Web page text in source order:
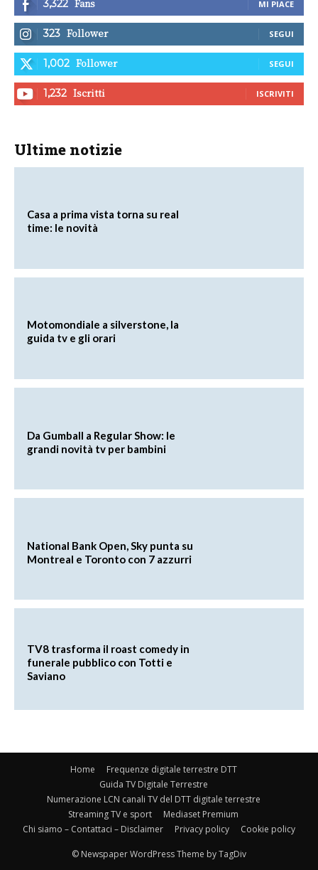
3,322 Fans MI PIACE
323 Follower SEGUI
1,002 Follower SEGUI
1,232 Iscritti ISCRIVITI
Ultime notizie
Casa a prima vista torna su real
time: le novità
Motomondiale a silverstone, la
guida tv e gli orari
Da Gumball a Regular Show: le
grandi novità tv per bambini
National Bank Open, Sky punta su
Montreal e Toronto con 7 azzurri
TV8 trasforma il roast comedy in
funerale pubblico con Totti e
Saviano
Home
Frequenze digitale terrestre DTT
Guida TV Digitale Terrestre
Numerazione LCN canali TV del DTT digitale terrestre
Streaming TV e sport
Mediaset Premium
Chi siamo – Contattaci – Disclaimer
Privacy policy Cookie policy
© Newspaper WordPress Theme by TagDiv